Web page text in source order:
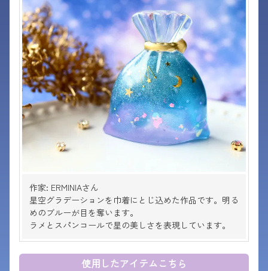
作家: ERMINIAさん
星空グラデーションを巾着にとじ込めた作品です。明る
めのブルーが目を奪います。
ラメとスパンコールで星の美しさを表現しています。
使用したアイテムこちら